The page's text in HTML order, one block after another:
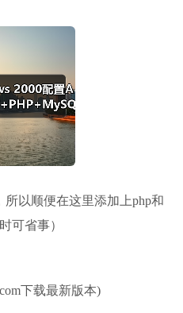
所以顺便在这里添加上php和
可省事）
下载最新版本)